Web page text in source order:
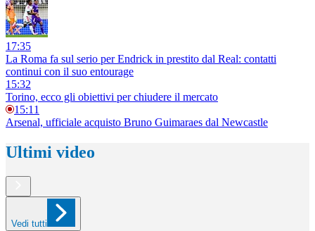
17:35
La Roma fa sul serio per Endrick in prestito dal Real: contatti
continui con il suo entourage
15:32
Torino, ecco gli obiettivi per chiudere il mercato
15:11
Arsenal, ufficiale acquisto Bruno Guimaraes dal Newcastle
Ultimi video
Vedi tutti